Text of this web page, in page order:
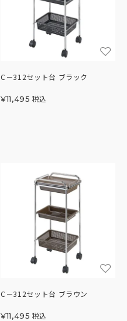
C－312セット台 ブラック
¥11,495 税込
C－312セット台 ブラウン
¥11,495 税込